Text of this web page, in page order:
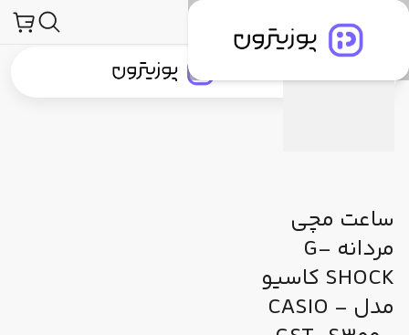
جستجو در
ساعت مچی
مردانه G-
SHOCK کاسیو
مدل CASIO -
مشخصات فنی